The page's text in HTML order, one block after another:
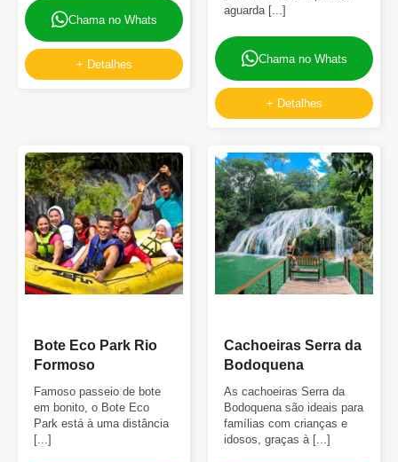
Chama no Whats
+ Detalhes
aguarda [...]
Chama no Whats
+ Detalhes
Bote Eco Park Rio
Formoso
Famoso passeio de bote
em bonito, o Bote Eco
Park está à uma distância
[...]
Cachoeiras Serra da
Bodoquena
As cachoeiras Serra da
Bodoquena são ideais para
famílias com crianças e
idosos, graças à [...]